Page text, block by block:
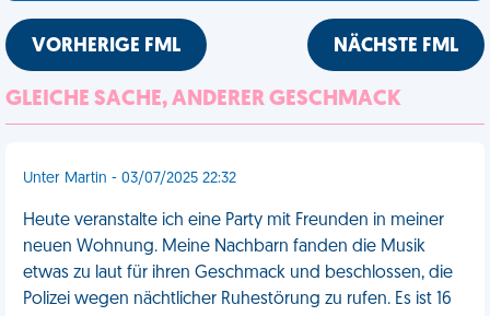
VORHERIGE FML NÄCHSTE FML
GLEICHE SACHE, ANDERER GESCHMACK
Unter Martin - 03/07/2025 22:32
Heute veranstalte ich eine Party mit Freunden in meiner
neuen Wohnung. Meine Nachbarn fanden die Musik
etwas zu laut für ihren Geschmack und beschlossen, die
Polizei wegen nächtlicher Ruhestörung zu rufen. Es ist 16